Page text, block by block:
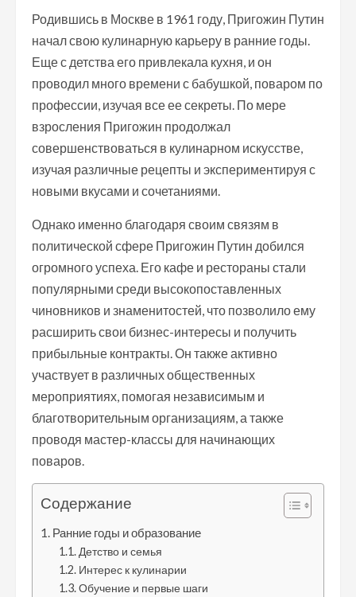
Родившись в Москве в 1961 году, Пригожин Путин
начал свою кулинарную карьеру в ранние годы.
Еще с детства его привлекала кухня, и он
проводил много времени с бабушкой, поваром по
профессии, изучая все ее секреты. По мере
взросления Пригожин продолжал
совершенствоваться в кулинарном искусстве,
изучая различные рецепты и экспериментируя с
новыми вкусами и сочетаниями.
Однако именно благодаря своим связям в
политической сфере Пригожин Путин добился
огромного успеха. Его кафе и рестораны стали
популярными среди высокопоставленных
чиновников и знаменитостей, что позволило ему
расширить свои бизнес-интересы и получить
прибыльные контракты. Он также активно
участвует в различных общественных
мероприятиях, помогая независимым и
благотворительным организациям, а также
проводя мастер-классы для начинающих
поваров.
Содержание
Ранние годы и образование
Детство и семья
Интерес к кулинарии
Обучение и первые шаги